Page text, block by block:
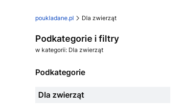
poukladane.pl Dla zwierząt
Podkategorie i filtry
w kategorii: Dla zwierząt
Podkategorie
Dla zwierząt